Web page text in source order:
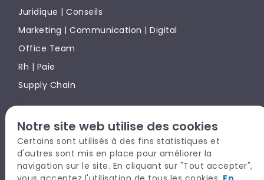
Juridique | Conseils
Marketing | Communication | Digital
Office Team
Rh | Paie
Supply Chain
TALYSIO EN BREF
CANDIDAT
RECRUTEUR
Notre site web utilise des cookies
Certains sont utilisés à des fins statistiques et
d'autres sont mis en place pour améliorer la
navigation sur le site. En cliquant sur "Tout accepter",